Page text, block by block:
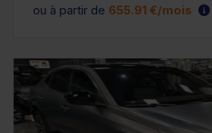
ou à partir de 655.91 €/mois